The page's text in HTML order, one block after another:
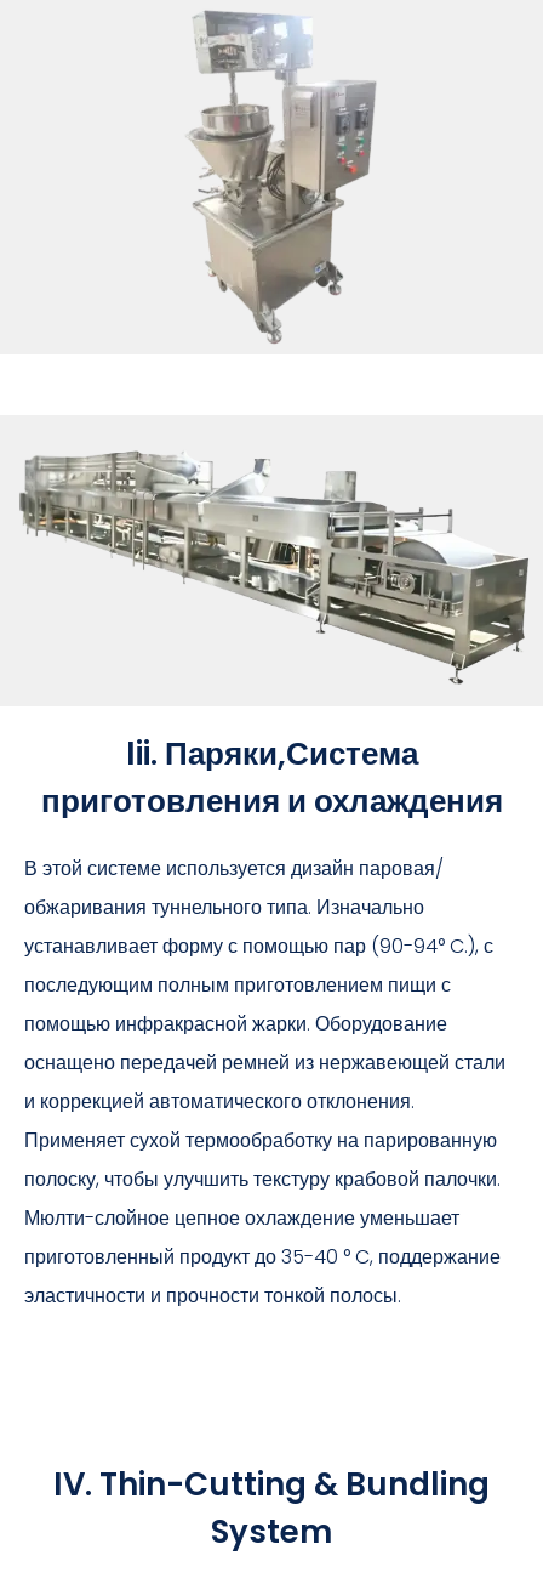
Iii. Паряки,Система
приготовления и охлаждения
В этой системе используется дизайн паровая/
обжаривания туннельного типа. Изначально
устанавливает форму с помощью пар (90-94° C.), с
последующим полным приготовлением пищи с
помощью инфракрасной жарки. Оборудование
оснащено передачей ремней из нержавеющей стали
и коррекцией автоматического отклонения.
Применяет сухой термообработку на парированную
полоску, чтобы улучшить текстуру крабовой палочки.
Мюлти-слойное цепное охлаждение уменьшает
приготовленный продукт до 35-40 ° C, поддержание
эластичности и прочности тонкой полосы.
IV. Thin-Cutting & Bundling
System